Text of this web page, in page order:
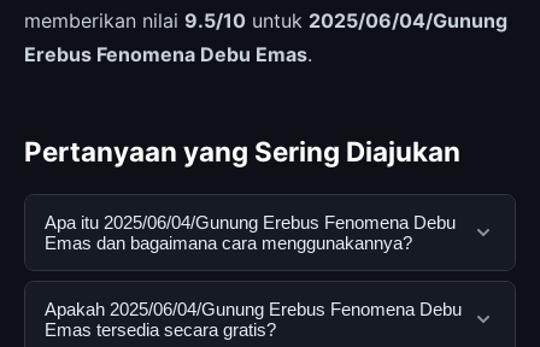
memberikan nilai 9.5/10 untuk 2025/06/04/Gunung
Erebus Fenomena Debu Emas.
Pertanyaan yang Sering Diajukan
Apa itu 2025/06/04/Gunung Erebus Fenomena Debu
Emas dan bagaimana cara menggunakannya?
2025/06/04/Gunung Erebus Fenomena Debu Emas
adalah layanan digital yang dirancang untuk membantu
Apakah 2025/06/04/Gunung Erebus Fenomena Debu
Emas tersedia secara gratis?